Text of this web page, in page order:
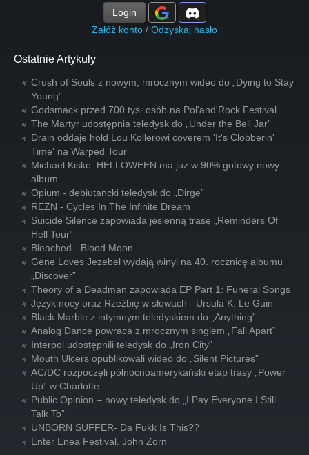
Login
Załóż konto / Odzyskaj hasło
Ostatnie Artykuły
Crush of Souls z nowym, mrocznym wideo do „Dying to Stay
Young”
Godsmack przed 700 tys. osób na Pol'and'Rock Festival
The Martyr udostępnia teledysk do „Under the Bell Jar”
Drain oddaje hołd Lou Kollerowi coverem 'It's Clobberin'
Time' na Warped Tour
Michael Kiske: HELLOWEEN ma już w 90% gotowy nowy
album
Opium - debiutancki teledysk do „Dirge”
REZN - Cycles In The Infinite Dream
Suicide Silence zapowiada jesienną trasę „Reminders Of
Hell Tour”
Bleached - Blood Moon
Gene Loves Jezebel wydają winyl na 40. rocznicę albumu
„Discover”
Theory of a Deadman zapowiada EP Part 1: Funeral Songs
Język nocy oraz Rzeźbię w słowach - Ursula K. Le Guin
Black Marble z intymnym teledyskiem do „Anything”
Analog Dance powraca z mrocznym singlem „Fall Apart”
Interpol udostępnili teledysk do „Iron City”
Mouth Ulcers opublikowali wideo do „Silent Pictures”
AC/DC rozpoczęli północnoamerykański etap trasy „Power
Up” w Charlotte
Public Opinion – nowy teledysk do „I Pay Everyone I Still
Talk To”
UNBORN SUFFER- Da Fukk Is This??
Enter Enea Festival. John Zorn